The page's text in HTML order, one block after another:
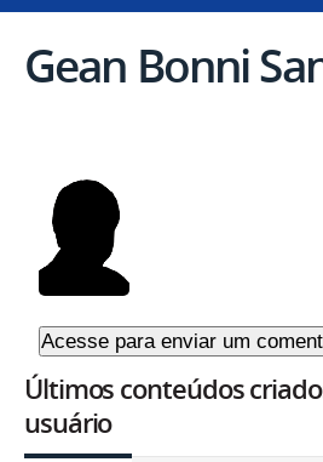
Gean Bonni
Últimos conteúdos
usuário